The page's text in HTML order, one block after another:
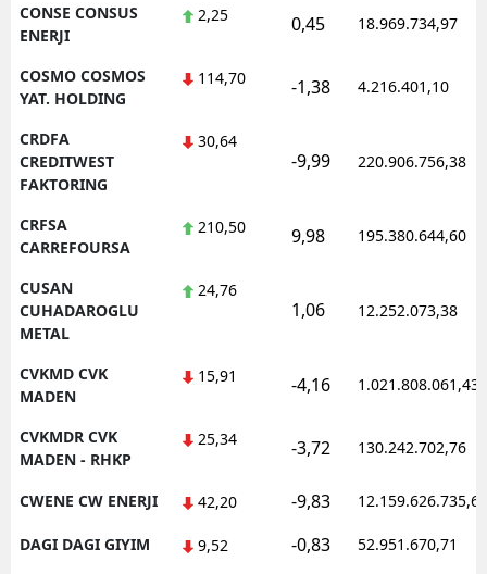
CONSE CONSUS
ENERJI
2,25 0,45 18.969.734,97
COSMO COSMOS
YAT. HOLDING
114,70 -1,38 4.216.401,10
CRDFA
CREDITWEST
FAKTORING
30,64
-9,99 220.906.756,38
CRFSA
CARREFOURSA
210,50 9,98 195.380.644,60
CUSAN
CUHADAROGLU
METAL
24,76
1,06 12.252.073,38
CVKMD CVK
MADEN
15,91 -4,16 1.021.808.061,43
CVKMDR CVK
MADEN - RHKP
25,34 -3,72 130.242.702,76
CWENE CW ENERJI 42,20 -9,83 12.159.626.735,62
DAGI DAGI GIYIM 9,52 -0,83 52.951.670,71